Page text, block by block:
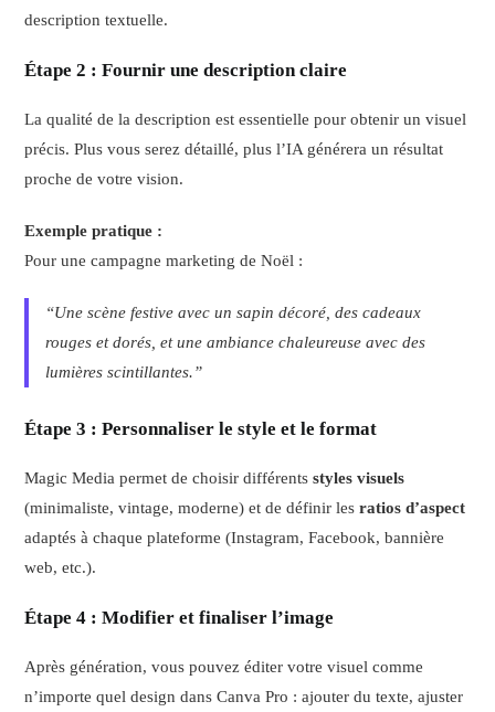
description textuelle.
Étape 2 : Fournir une description claire
La qualité de la description est essentielle pour obtenir un visuel
précis. Plus vous serez détaillé, plus l’IA générera un résultat
proche de votre vision.
Exemple pratique :
Pour une campagne marketing de Noël :
“Une scène festive avec un sapin décoré, des cadeaux
rouges et dorés, et une ambiance chaleureuse avec des
lumières scintillantes.”
Étape 3 : Personnaliser le style et le format
Magic Media permet de choisir différentsstyles visuels
(minimaliste, vintage, moderne) et de définir lesratios d’aspect
adaptés à chaque plateforme (Instagram, Facebook, bannière
web, etc.).
Étape 4 : Modifier et finaliser l’image
Après génération, vous pouvez éditer votre visuel comme
n’importe quel design dans Canva Pro : ajouter du texte, ajuster